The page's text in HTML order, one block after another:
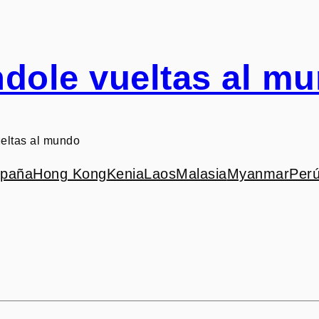
vueltas al
al mundo
Hong KongKeniaLaosMalasiaMyanmar